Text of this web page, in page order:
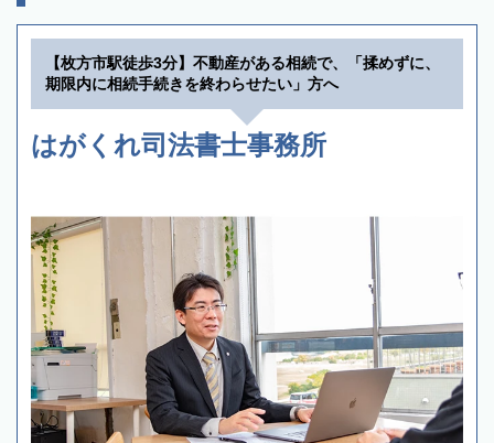
【枚方市駅徒歩3分】不動産がある相続で、「揉めずに、
期限内に相続手続きを終わらせたい」方へ
はがくれ司法書士事務所